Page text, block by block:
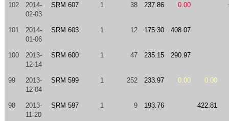
102
2014-
02-03
SRM 607 1 38 237.86 0.00
101
2014-
01-06
SRM 603 1 12 175.30 408.07
100
2013-
12-14
SRM 600 1 47 235.15 290.97
99
2013-
12-04
SRM 599 1 252 233.97 0.00 0.00
98
2013-
11-20
SRM 597 1 9 193.76 422.81